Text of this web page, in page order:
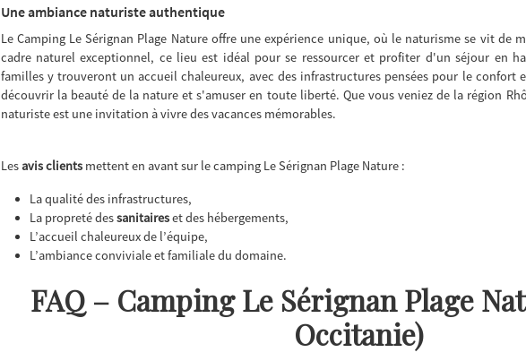
Une ambiance naturiste authentique
Le Camping Le Sérignan Plage Nature offre une expérience unique, où le naturisme se vit de
cadre naturel exceptionnel, ce lieu est idéal pour se ressourcer et profiter d'un séjour en
familles y trouveront un accueil chaleureux, avec des infrastructures pensées pour le confort
découvrir la beauté de la nature et s'amuser en toute liberté. Que vous veniez de la région
naturiste est une invitation à vivre des vacances mémorables.
Les avis clientsmettent en avant sur le camping Le Sérignan Plage Nature :
La qualité des infrastructures,
La propreté dessanitaireset des hébergements,
L’accueil chaleureux de l’équipe,
L’ambiance conviviale et familiale du domaine.
FAQ – Camping Le Sérignan Plage
Occitanie)